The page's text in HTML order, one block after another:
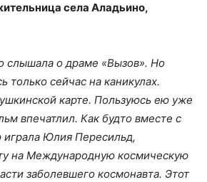
села Аладьино,
слышала о драме «Вызов». Но
только сейчас на каникулах.
карте. Пользуюсь ею уже
впечатлил. Как будто вместе с
играла Юлия Пересильд,
на Международную космическую
заболевшего космонавта. Этот